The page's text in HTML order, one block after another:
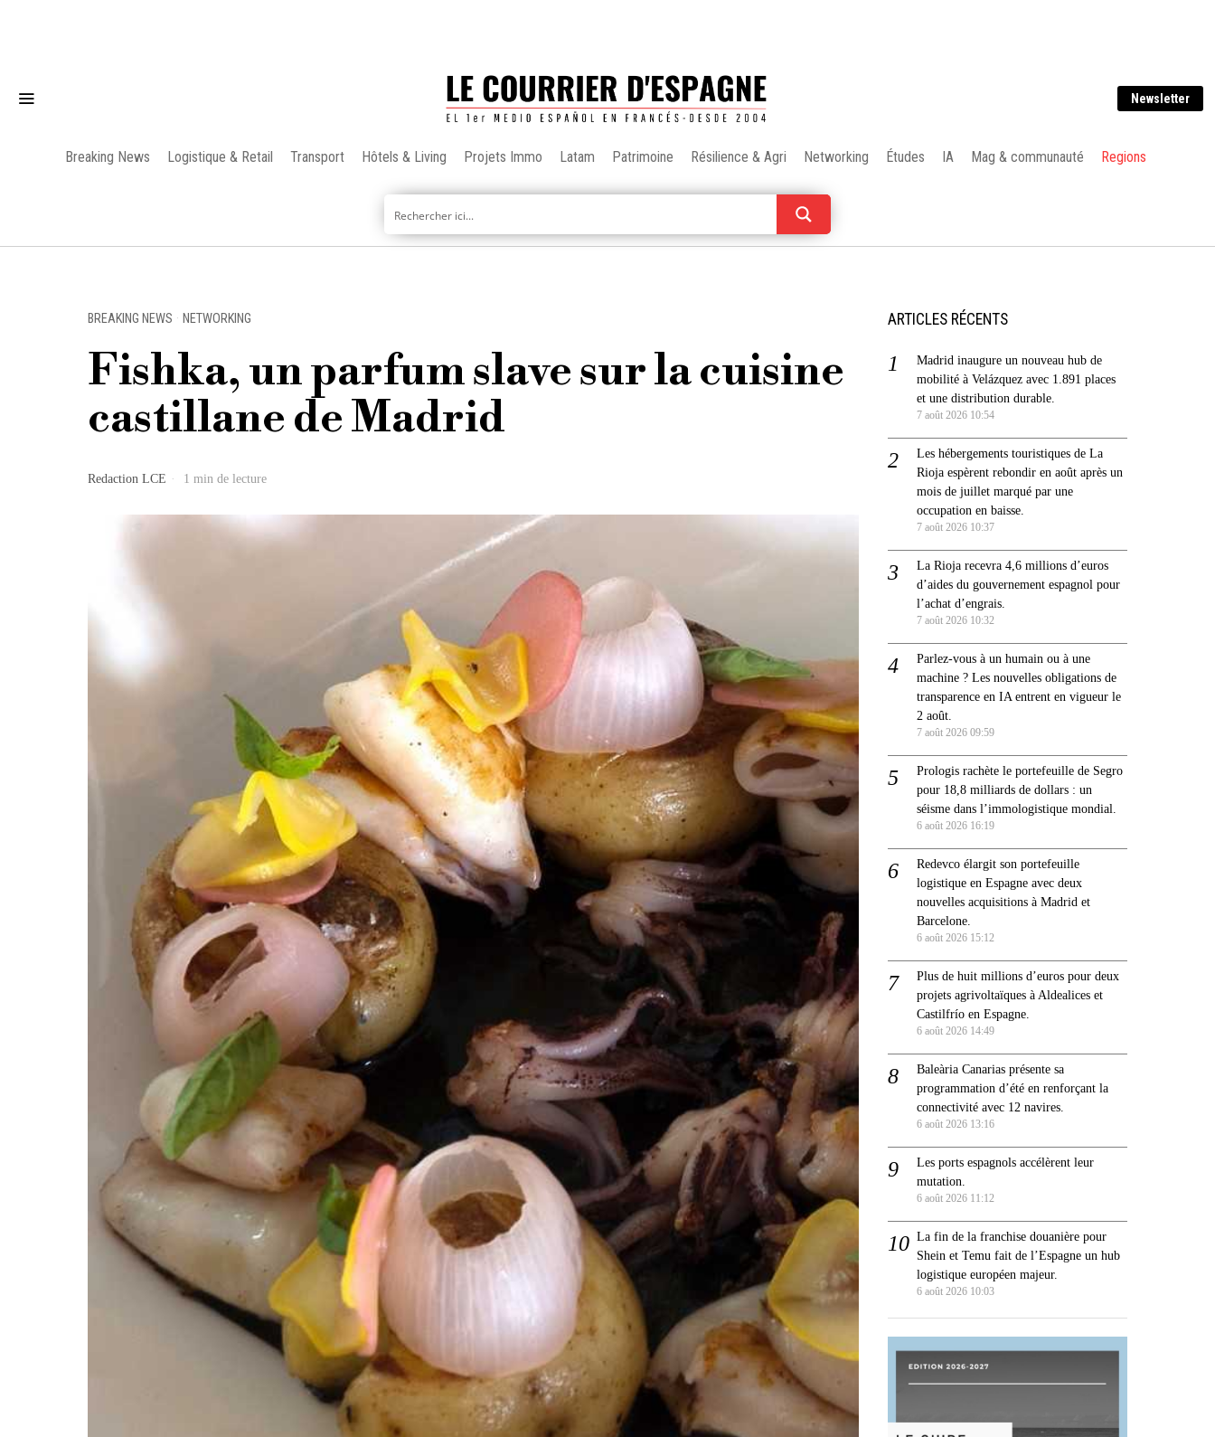
Newsletter
Breaking News Logistique & Retail Transport Hôtels & Living Projets Immo Latam Patrimoine Résilience & Agri Networking Études IA Mag & communauté Regions
BREAKING NEWS · NETWORKING
Fishka, un parfum slave sur la cuisine
castillane de Madrid
Redaction LCE 1 min de lecture
ARTICLES RÉCENTS
Madrid inaugure un nouveau hub de
mobilité à Velázquez avec 1.891 places
et une distribution durable.
7 août 2026 10:54
Les hébergements touristiques de La
Rioja espèrent rebondir en août après un
mois de juillet marqué par une
occupation en baisse.
7 août 2026 10:37
La Rioja recevra 4,6 millions d’euros
d’aides du gouvernement espagnol pour
l’achat d’engrais.
7 août 2026 10:32
Parlez-vous à un humain ou à une
machine ? Les nouvelles obligations de
transparence en IA entrent en vigueur le
2 août.
7 août 2026 09:59
Prologis rachète le portefeuille de Segro
pour 18,8 milliards de dollars : un
séisme dans l’immologistique mondial.
6 août 2026 16:19
Redevco élargit son portefeuille
logistique en Espagne avec deux
nouvelles acquisitions à Madrid et
Barcelone.
6 août 2026 15:12
Plus de huit millions d’euros pour deux
projets agrivoltaïques à Aldealices et
Castilfrío en Espagne.
6 août 2026 14:49
Baleària Canarias présente sa
programmation d’été en renforçant la
connectivité avec 12 navires.
6 août 2026 13:16
Les ports espagnols accélèrent leur
mutation.
6 août 2026 11:12
La fin de la franchise douanière pour
Shein et Temu fait de l’Espagne un hub
logistique européen majeur.
6 août 2026 10:03